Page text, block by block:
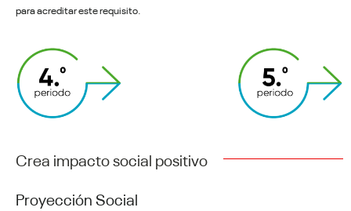
para acreditar este requisito.
Crea impacto social positivo
Proyección Social